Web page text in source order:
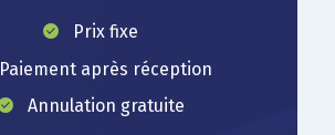
Prix fixe
Paiement après réception
Annulation gratuite